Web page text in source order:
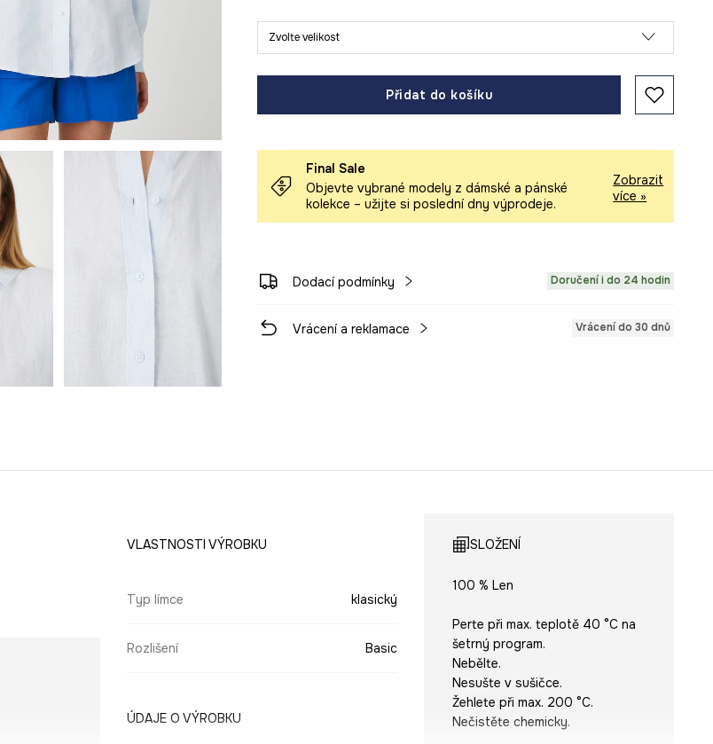
Zvolte velikost
Přidat do košíku
Final Sale
Objevte vybrané modely z dámské a pánské
kolekce – užijte si poslední dny výprodeje.
Zobrazit
více »
Dodací podmínky Doručení i do 24 hodin
Vrácení a reklamace Vrácení do 30 dnů
VLASTNOSTI VÝROBKU
Typ límce klasický
Rozlišení Basic
ÚDAJE O VÝROBKU
SLOŽENÍ
100 % Len
Perte při max. teplotě 40 °C na
šetrný program.
Nebělte.
Nesušte v sušičce.
Žehlete při max. 200 °C.
Nečistěte chemicky.